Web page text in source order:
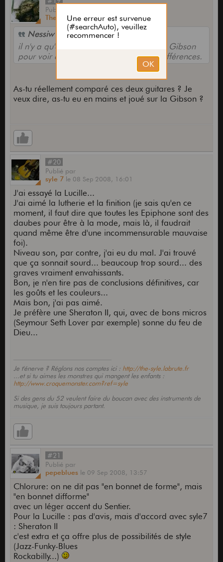
Publié
The_Kerf le 07 Sep 2008,20:05
Nessiw a écrit :
il n'y a qu'à la comparer avec la version Gibson
pour voir qu'il n'y a quasiment pas de différences.
As-tu réellement comparé ces deux guitares ? Je
veux dire, as-tu eu en mains et joué sur la Gibson ?
#20
Publié par
syle 7 le 08 Sep 2008, 16:01
J'ai essayé la Lucille...
J'ai aimé la lutherie et la finition (je sais qu'en ce
moment, il faut dire que toutes les Epiphone sont des
daubes pour être à la mode, mais là, il faudrait
quand même être d'une incommensurable mauvaise
foi).
Niveau son, par contre, j'ai eu du mal. J'ai trouvé
que ça sonnait sourd... beaucoup trop sourd... des
graves vraiment envahissants.
Bon, je n'en tire pas de conclusions définitives, car
les goûts et les couleurs...
Mais bon, j'ai pas aimé.
Je préfère une Sheraton II, qui, avec de bons micros
(Seymour Seth Lover par exemple) sonne du feu de
Dieu...
Je t'énerve ? Réglons nos comptes ici : http://the-syle.labrute.fr
...et si tu aimes les monstres qui mangent les enfants :
http://www.croquemonster.com?ref=syle
Si des gens du 52 veulent faire du boucan avec des instruments de
musique, je suis toujours partant.
#21
Publié par
pepeblues le 09 Sep 2008, 13:57
Chlorure: on ne dit pas "en bonnet de forme", mais
"en bonnet difforme"
avec un léger accent du Sentier.
Pour la Lucille : pas d'avis, mais d'accord avec syle7
: Sheraton II
c'est extra et ça offre plus de possibilités de style
(Jazz-Funky-Blues
Rockabilly...)